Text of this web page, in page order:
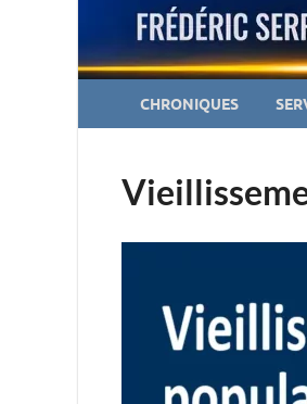
CHRONIQUES